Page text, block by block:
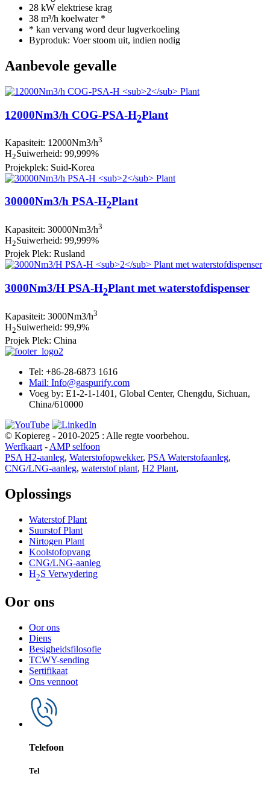
28 kW elektriese krag
38 m³/h koelwater *
* kan vervang word deur lugverkoeling
Byproduk: Voer stoom uit, indien nodig
Aanbevole gevalle
12000Nm3/h COG-PSA-H2Plant
Kapasiteit: 12000Nm3/h3
H2Suiwerheid: 99,999%
Projekplek: Suid-Korea
30000Nm3/h PSA-H2Plant
Kapasiteit: 30000Nm3/h3
H2Suiwerheid: 99,999%
Projek Plek: Rusland
3000Nm3/H PSA-H2Plant met waterstofdispenser
Kapasiteit: 3000Nm3/h3
H2Suiwerheid: 99,9%
Projek Plek: China
Tel: +86-28-6873 1616
Mail: Info@gaspurify.com
Voeg by: E1-2-1-1401, Global Center, Chengdu, Sichuan,
China/610000
© Kopiereg - 2010-2025 : Alle regte voorbehou.
Werfkaart - AMP selfoon
PSA H2-aanleg, Waterstofopwekker, PSA Waterstofaanleg,
CNG/LNG-aanleg, waterstof plant, H2 Plant,
Oplossings
Waterstof Plant
Suurstof Plant
Nirtogen Plant
Koolstofopvang
CNG/LNG-aanleg
H2S Verwydering
Oor ons
Oor ons
Diens
Besigheidsfilosofie
TCWY-sending
Sertifikaat
Ons vennoot
Telefoon
Tel